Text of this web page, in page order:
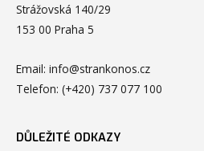
Strážovská 140/29
153 00 Praha 5
Email: info@strankonos.cz
Telefon: (+420) 737 077 100
DŮLEŽITÉ ODKAZY